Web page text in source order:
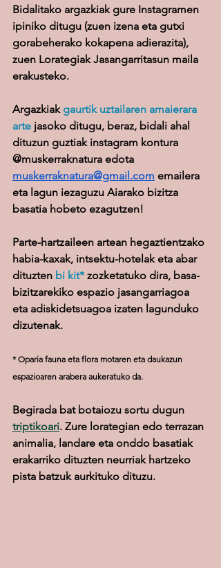
Bidalitako argazkiak gure Instagramen
ipiniko ditugu (zuen izena eta gutxi
gorabeherako kokapena adierazita),
zuen Lorategiak Jasangarritasun maila
erakusteko.
Argazkiak gaurtik uztailaren amaierara
arte jasoko ditugu, beraz, bidali ahal
dituzun guztiak instagram kontura
@muskerraknatura edota
muskerraknatura@gmail.com emailera
eta lagun iezaguzu Aiarako bizitza
basatia hobeto ezagutzen!
Parte-hartzaileen artean hegaztientzako
habia-kaxak, intsektu-hotelak eta abar
dituzten bi kit* zozketatuko dira, basa-
bizitzarekiko espazio jasangarriagoa
eta adiskidetsuagoa izaten lagunduko
dizutenak.
* Oparia fauna eta flora motaren eta daukazun
espazioaren arabera aukeratuko da.
Begirada bat botaiozu sortu dugun
triptikoari. Zure lorategian edo terrazan
animalia, landare eta onddo basatiak
erakarriko dituzten neurriak hartzeko
pista batzuk aurkituko dituzu.